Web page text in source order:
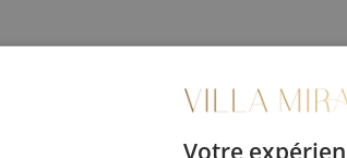
petit-déjeuner raffiné dans